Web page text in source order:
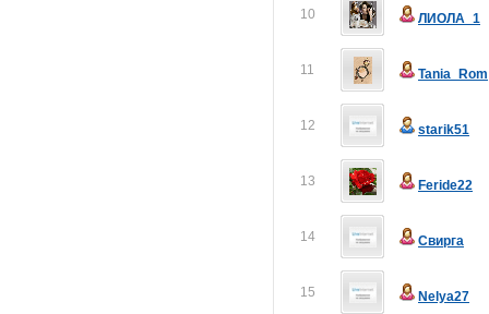
10 ЛИОЛА_1
11 Tania_Rom
12 starik51
13 Feride22
14 Свирга
15 Nelya27